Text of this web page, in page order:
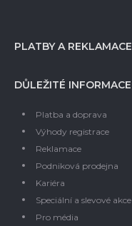
PLATBY A REKLAMACE
DŮLEŽITÉ INFORMACE
Platba a doprava
Výhody registrace
Reklamace
Podniková prodejna
Kariéra
Speciální a slevové akce
Pro média